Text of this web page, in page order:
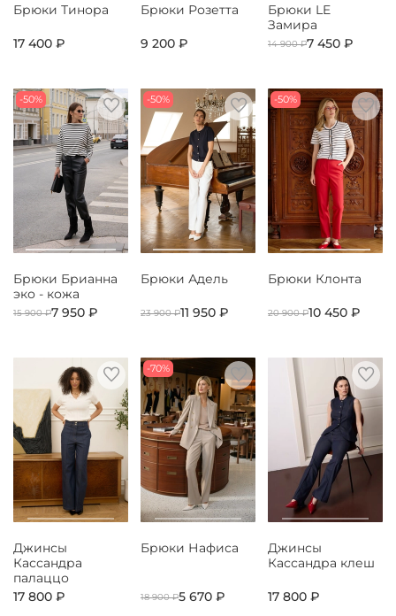
Брюки Тинора
17 400 ₽
Брюки Розетта
9 200 ₽
Брюки LE
Замира
14 900 ₽7 450 ₽
-50%
Брюки Брианна
эко - кожа
15 900 ₽7 950 ₽
-50%
Брюки Адель
23 900 ₽11 950 ₽
-50%
Брюки Клонта
20 900 ₽10 450 ₽
Джинсы
Кассандра
палаццо
17 800 ₽
-70%
Брюки Нафиса
18 900 ₽5 670 ₽
Джинсы
Кассандра клеш
17 800 ₽